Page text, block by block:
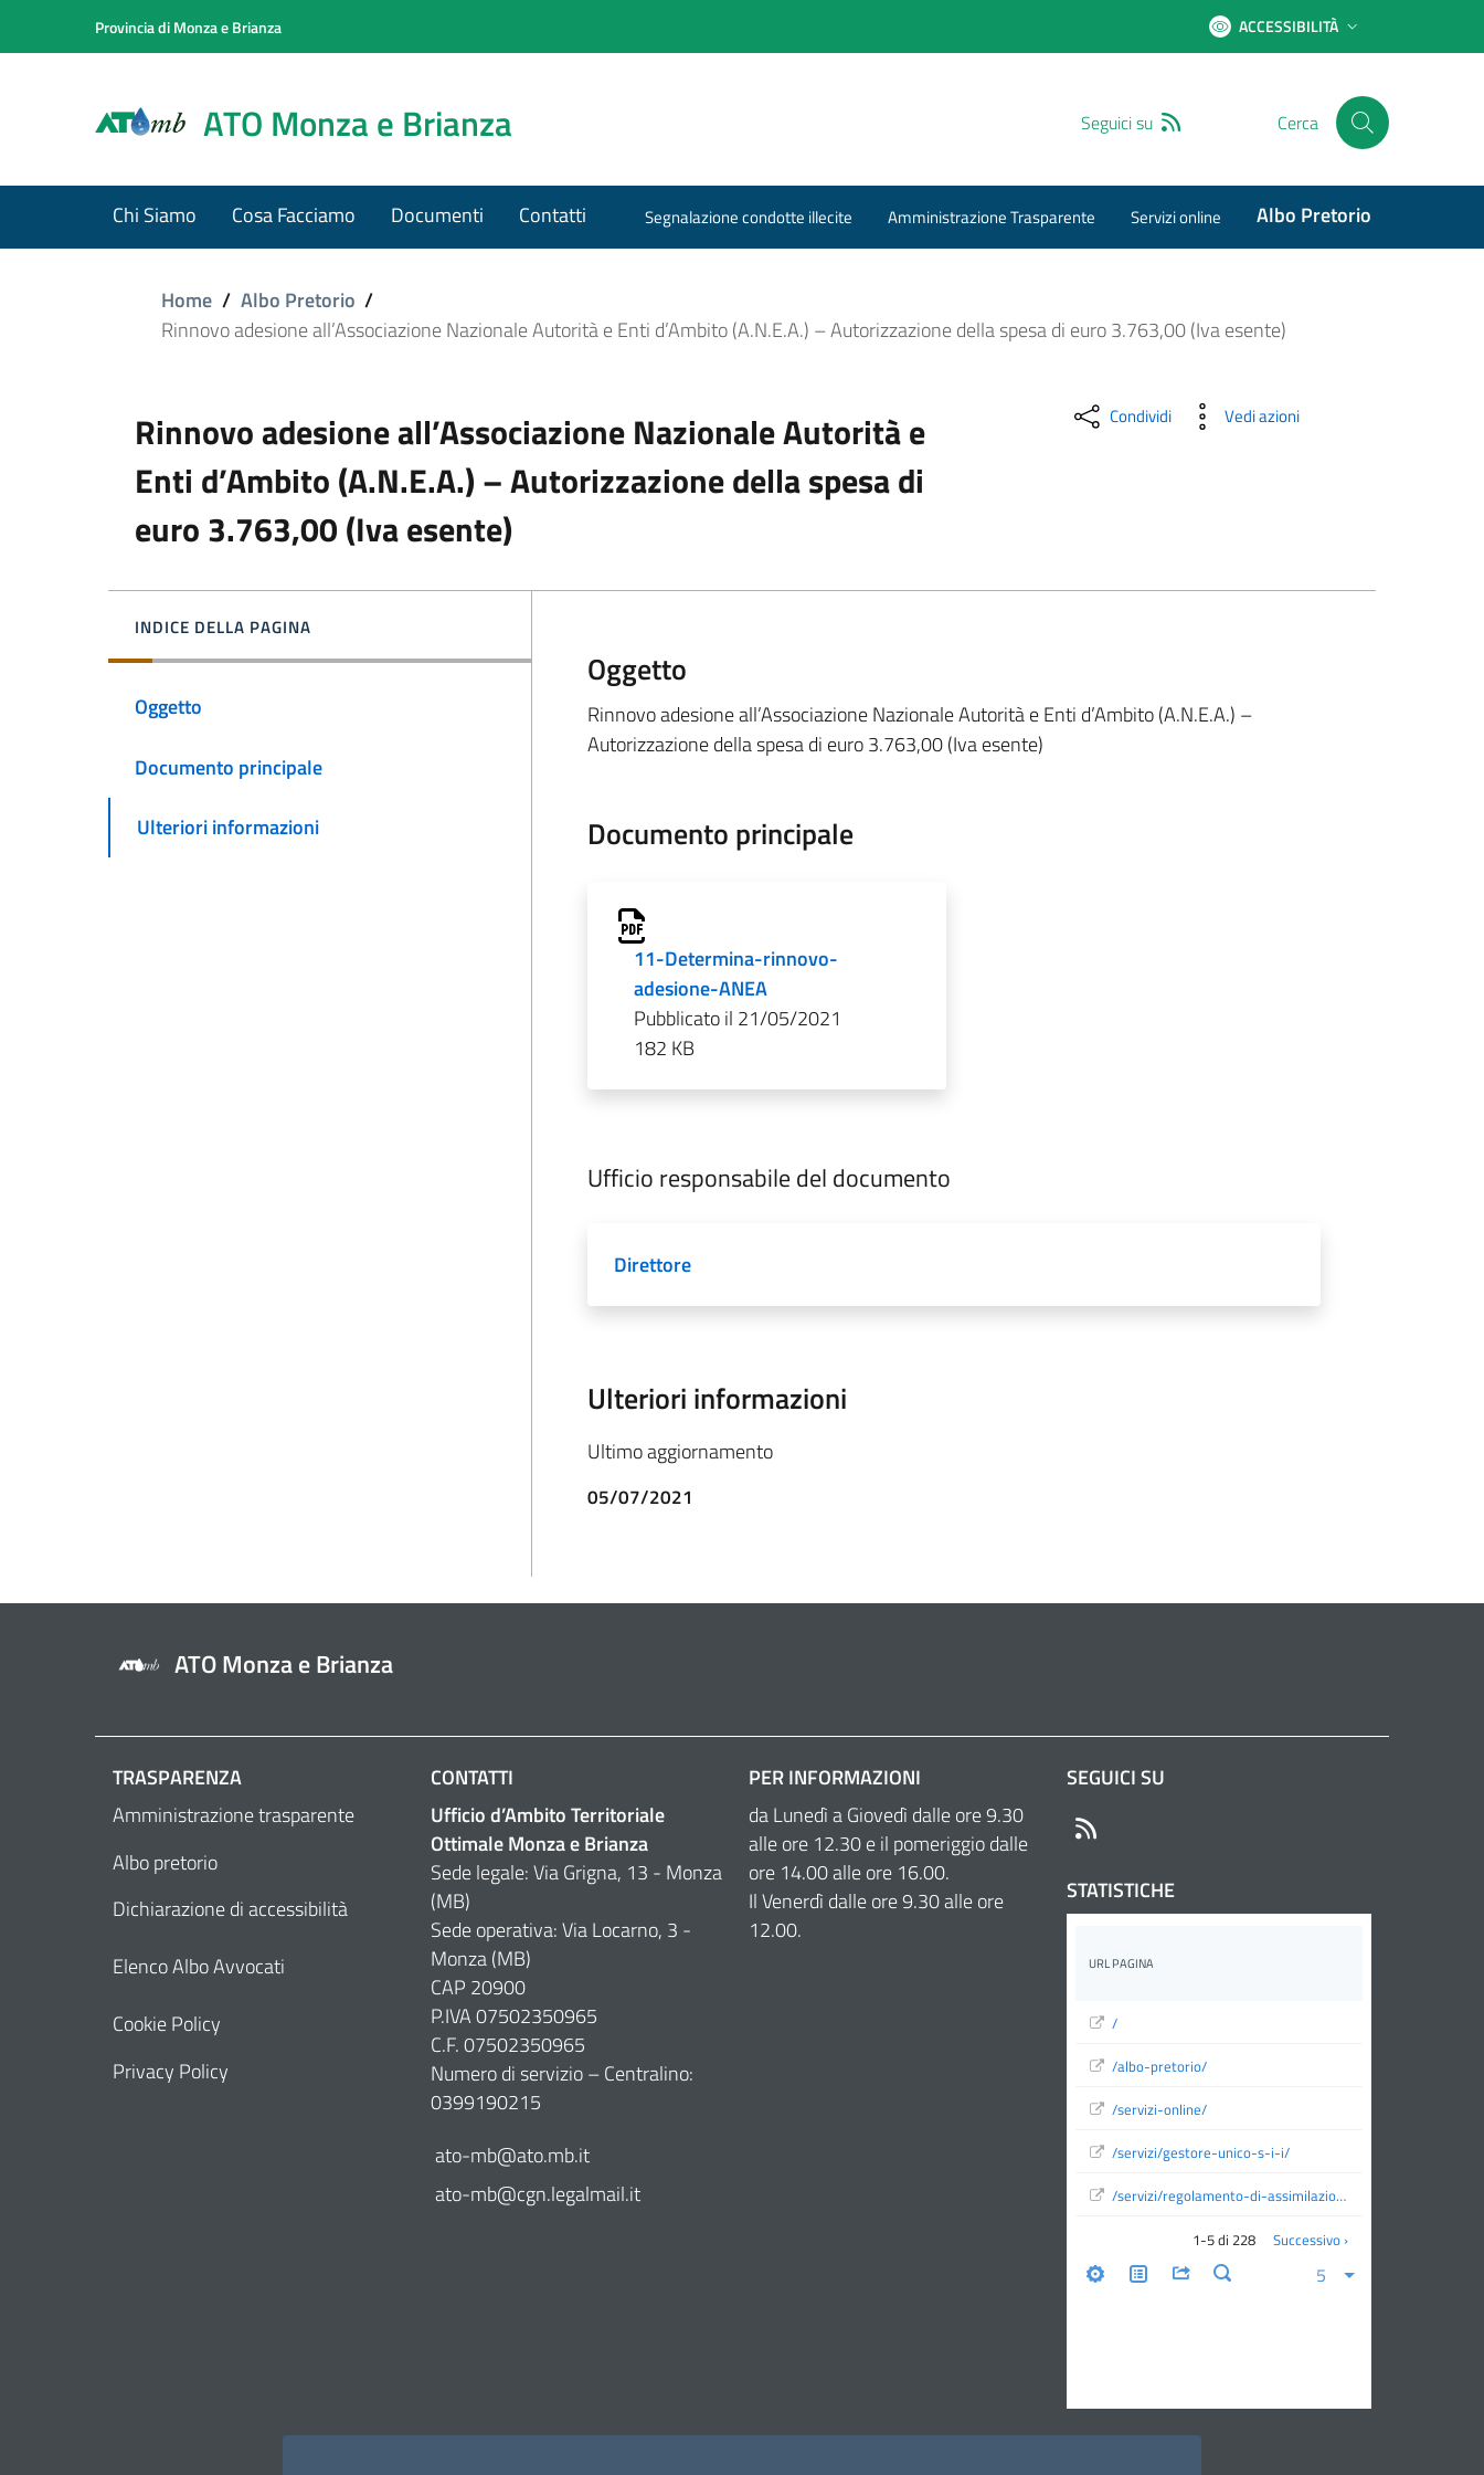
Provincia di Monza e Brianza ACCESSIBILITÀ
ATO Monza e Brianza Seguici su Cerca
Chi Siamo Cosa Facciamo Documenti Contatti Segnalazione condotte illecite Amministrazione Trasparente Servizi online Albo Pretorio
Home / Albo Pretorio /
Rinnovo adesione all’Associazione Nazionale Autorità e Enti d’Ambito (A.N.E.A.) – Autorizzazione della spesa di euro 3.763,00 (Iva esente)
Rinnovo adesione all’Associazione Nazionale Autorità e
Enti d’Ambito (A.N.E.A.) – Autorizzazione della spesa di
euro 3.763,00 (Iva esente)
Condividi Vedi azioni
INDICE DELLA PAGINA
Oggetto
Documento principale
Ulteriori informazioni
Oggetto
Rinnovo adesione all’Associazione Nazionale Autorità e Enti d’Ambito (A.N.E.A.) –
Autorizzazione della spesa di euro 3.763,00 (Iva esente)
Documento principale
11-Determina-rinnovo-
adesione-ANEA
Pubblicato il 21/05/2021
182 KB
Ufficio responsabile del documento
Direttore
Ulteriori informazioni
Ultimo aggiornamento
05/07/2021
ATO Monza e Brianza
TRASPARENZA
Amministrazione trasparente
Albo pretorio
Dichiarazione di accessibilità
Elenco Albo Avvocati
Cookie Policy
Privacy Policy
CONTATTI
Ufficio d’Ambito Territoriale
Ottimale Monza e Brianza
Sede legale: Via Grigna, 13 - Monza
(MB)
Sede operativa: Via Locarno, 3 -
Monza (MB)
CAP 20900
P.IVA 07502350965
C.F. 07502350965
Numero di servizio – Centralino:
0399190215
ato-mb@ato.mb.it
ato-mb@cgn.legalmail.it
PER INFORMAZIONI
da Lunedì a Giovedì dalle ore 9.30
alle ore 12.30 e il pomeriggio dalle
ore 14.00 alle ore 16.00.
Il Venerdì dalle ore 9.30 alle ore
12.00.
SEGUICI SU
STATISTICHE